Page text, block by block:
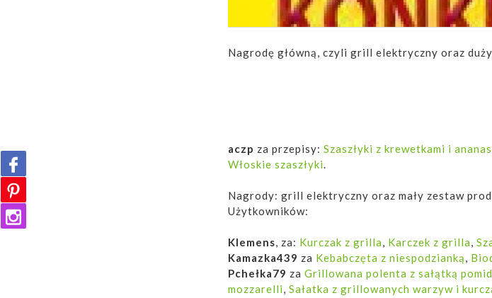
Nagrodę główną, czyli grill elektryczny oraz
aczp za przepisy: Szaszłyki z krewetkami i
Włoskie szaszłyki
Nagrody: grill elektryczny oraz mały zestaw
Użytkowników:
Klemens , za: Kurczak z grilla Karczek z grilla
Kamazka439 za Kebabczęta z niespodzianką
Pchełka79 za Grillowana polenta z sałątką
mozzarelli Sałatka z grillowanych warzyw i